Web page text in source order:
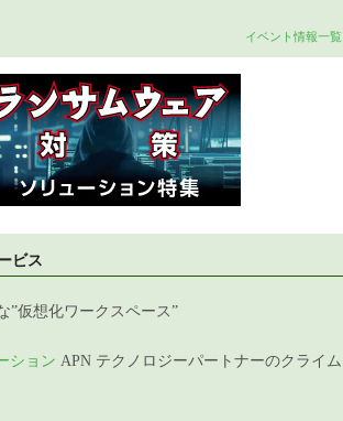
イベント情報一覧
ビス
”仮想化ワークスペース”
ション APN テクノロジーパートナーのクライム